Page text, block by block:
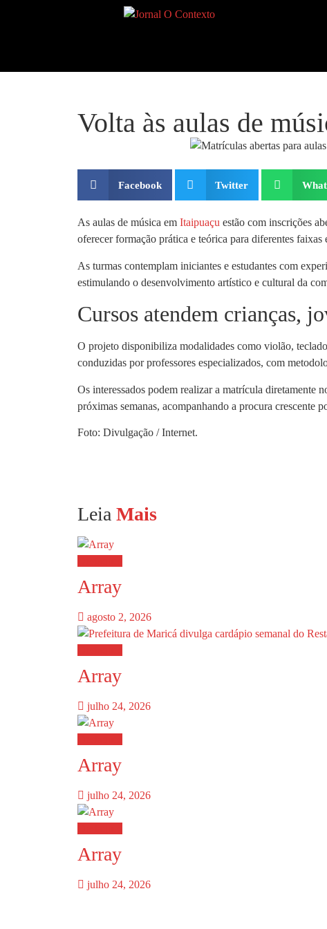
Volta às aulas de
Facebook Twitter
As aulas de música em Itaipuaçu estão com inscrições
oferecer formação prática e teórica para diferentes faixas
As turmas contemplam iniciantes e estudantes com
estimulando o desenvolvimento artístico e cultural da
Cursos atendem crianças,
O projeto disponibiliza modalidades como violão,
conduzidas por professores especializados, com
Os interessados podem realizar a matrícula diretamente
próximas semanas, acompanhando a procura crescente
Foto: Divulgação / Internet.
Leia Mais
Array
agosto 2, 2026
Array
julho 24, 2026
Array
julho 24, 2026
Array
julho 24, 2026